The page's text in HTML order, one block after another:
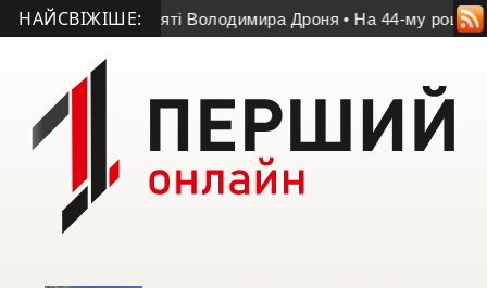
НАЙСВІЖІШЕ:
матчі пам’яті Володимира Дроня • На 44-му році життя